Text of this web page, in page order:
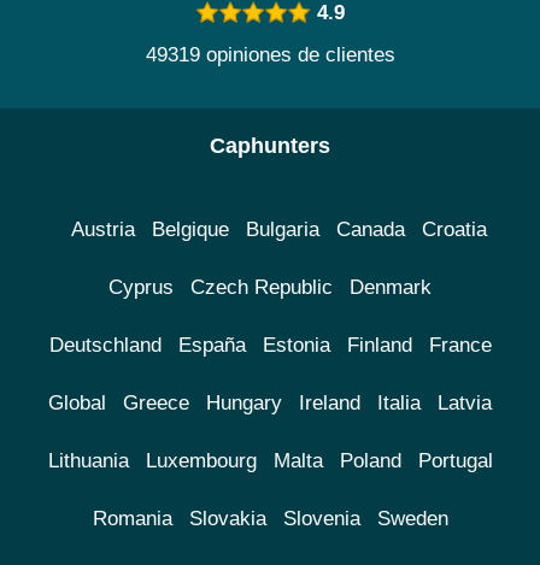
4.9
49319 opiniones de clientes
Caphunters
Austria Belgique Bulgaria Canada Croatia
Cyprus Czech Republic Denmark
Deutschland España Estonia Finland France
Global Greece Hungary Ireland Italia Latvia
Lithuania Luxembourg Malta Poland Portugal
Romania Slovakia Slovenia Sweden